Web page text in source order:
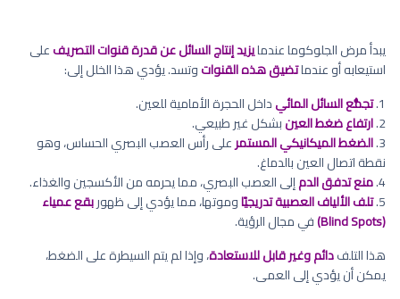
يبدأ مرض الجلوكوما عندمايزيد إنتاج السائل عن قدرة قنوات التصريفعلى
استيعابه أو عندماتضيق هذه القنواتوتسد. يؤدي هذا الخلل إلى:
1. تجمُّع السائل المائيداخل الحجرة الأمامية للعين.
2. ارتفاع ضغط العينبشكل غير طبيعي.
3. الضغط الميكانيكي المستمرعلى رأس العصب البصري الحساس، وهو
نقطة اتصال العين بالدماغ.
4. منع تدفق الدمإلى العصب البصري، مما يحرمه من الأكسجين والغذاء.
5. تلف الألياف العصبية تدريجيًاوموتها، مما يؤدي إلى ظهوربقع عمياء
(Blind Spots)
في مجال الرؤية.
هذا التلفدائم وغير قابل للاستعادة، وإذا لم يتم السيطرة على الضغط،
يمكن أن يؤدي إلى العمى.